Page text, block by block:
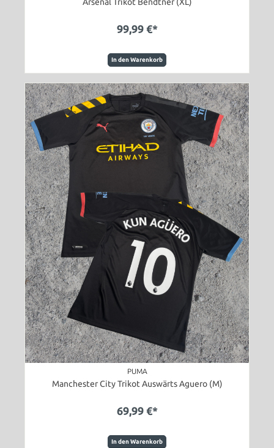
99,99 €*
In den Warenkorb
PUMA
Manchester City Trikot Auswärts Aguero (M)
69,99 €*
In den Warenkorb